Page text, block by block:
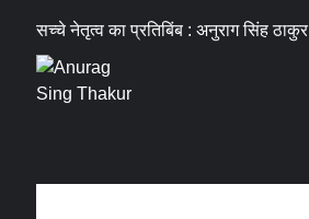
सच्चे नेतृत्व का प्रतिबिंब : अनुराग सिंह ठाकुर